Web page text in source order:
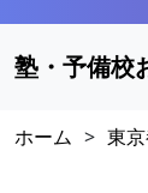
塾・予備校
ホーム > 東